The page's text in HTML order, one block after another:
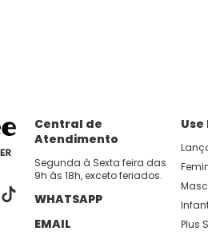
Central de
Atendimento
Segunda à Sexta feira das
9h às 18h, exceto feriados.
WHATSAPP
EMAIL
Plus